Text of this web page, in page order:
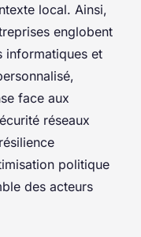
local. Ainsi,
englobent
informatiques et
face aux
réseaux
politique
des acteurs